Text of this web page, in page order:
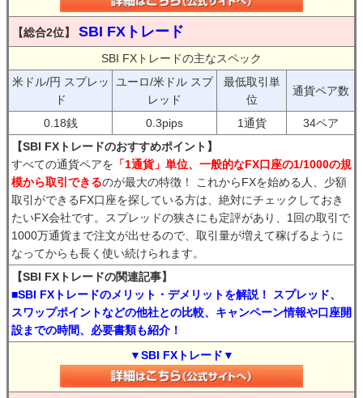
【総合2位】 SBI FXトレード
SBI FXトレードの主なスペック
米ドル/円 スプレッ
ド
ユーロ/米ドル スプ
レッド
最低取引単
位
通貨ペア数
0.18銭 0.3pips 1通貨
34ペア
【SBI FXトレードのおすすめポイント】
すべての通貨ペアを 「1通貨」単位、一般的なFX口座の1/1000の規
模から取引できるのが最大の特徴！ これからFXを始める人、少額
取引ができるFX口座を探している方は、絶対にチェックしておき
たいFX会社です。スプレッドの狭さにも定評があり、1回の取引で
1000万通貨まで注文が出せるので、取引量が増えて稼げるように
なってからも長く使い続けられます。
【SBI FXトレードの関連記事】
■SBI FXトレードのメリット・デメリットを解説！ スプレッド、
スワップポイントなどの他社との比較、キャンペーン情報や口座開
設までの時間、必要書類も紹介！
▼SBI FXトレード▼